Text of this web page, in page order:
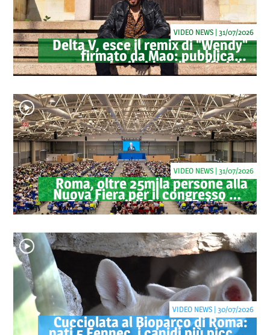
Delta V, esce il remix di "Wendy"
firmato da Mao: pubblicato
anche il videoclip ufficiale
VIDEO NEWS | 31/07/2026
Roma, oltre 25mila persone alla
Nuova Fiera per il congresso dei
Testimoni di Geova "Felici per
sempre"
VIDEO NEWS | 31/07/2026
Cucciolata al Bioparco di Roma:
VIDEO NEWS | 30/07/2026